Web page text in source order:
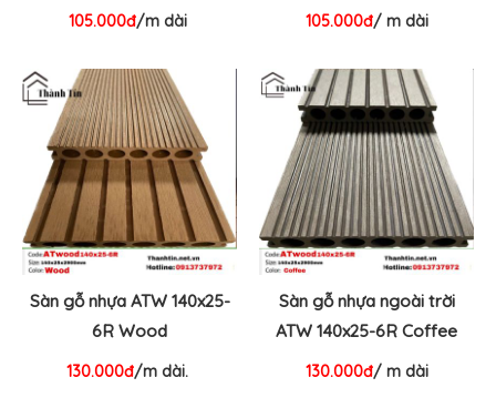
105.000đ/m dài 105.000đ/ m dài
Sàn gỗ nhựa ATW 140x25-
6R Wood
130.000đ/m dài.
Sàn gỗ nhựa ngoài trời
ATW 140x25-6R Coffee
130.000đ/ m dài